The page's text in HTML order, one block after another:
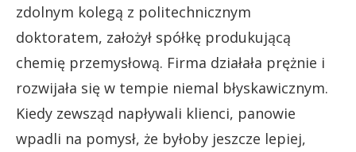
zdolnym kolegą z politechnicznym
doktoratem, założył spółkę produkującą
chemię przemysłową. Firma działała prężnie i
rozwijała się w tempie niemal błyskawicznym.
Kiedy zewsząd napływali klienci, panowie
wpadli na pomysł, że byłoby jeszcze lepiej,